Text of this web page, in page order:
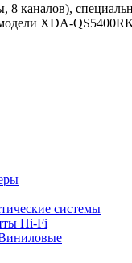
8 каналов),
XDA-
системы
Hi-Fi